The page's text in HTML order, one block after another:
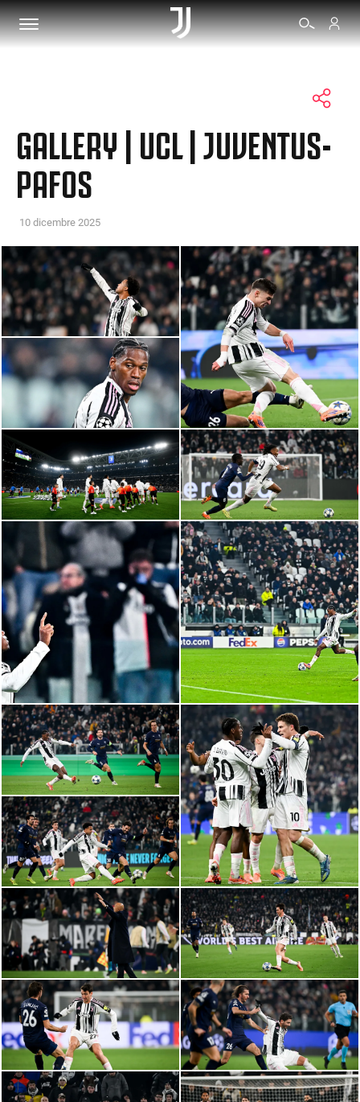
BIGLIETTI
SHOP
VIDEO
ALTRO
GALLERY | UCL | JUVENTUS-
PAFOS
10 dicembre 2025